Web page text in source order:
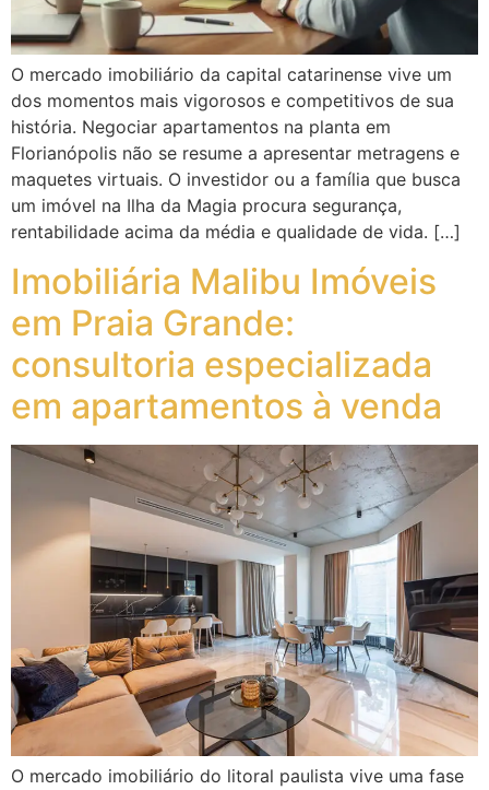
O mercado imobiliário da capital catarinense vive um
dos momentos mais vigorosos e competitivos de sua
história. Negociar apartamentos na planta em
Florianópolis não se resume a apresentar metragens e
maquetes virtuais. O investidor ou a família que busca
um imóvel na Ilha da Magia procura segurança,
rentabilidade acima da média e qualidade de vida. […]
Imobiliária Malibu Imóveis
em Praia Grande:
consultoria especializada
em apartamentos à venda
O mercado imobiliário do litoral paulista vive uma fase